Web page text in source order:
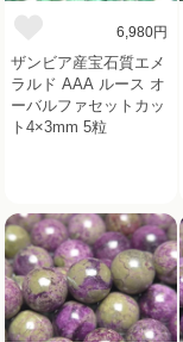
6,980円
ザンビア産宝石質エメ
ラルド AAA ルース オ
ーバルファセットカッ
ト4×3mm 5粒